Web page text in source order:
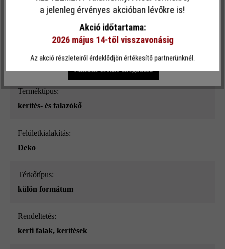
Felületi struktúra:
Terméktípus:
kerítés- és falazókő
Felületkialakítás:
Deko
Térkőtípus:
külön formátum
Rendeltetés:
kerti falak, kerítések
Ez a webhely cookie-kat használ, hogy a lehető legjobb
funkcionalitást kínálja Önnek...További információ
Egyéni beállítások Csak funkcionális cookie elfogadása
Minden cookie elfogadása
a jelenleg érvényes akcióban lévőkre is!
Akció időtartama:
2026 május 14-től visszavonásig
Az akció részleteiről érdeklődjön értékesítő partnerünknél.